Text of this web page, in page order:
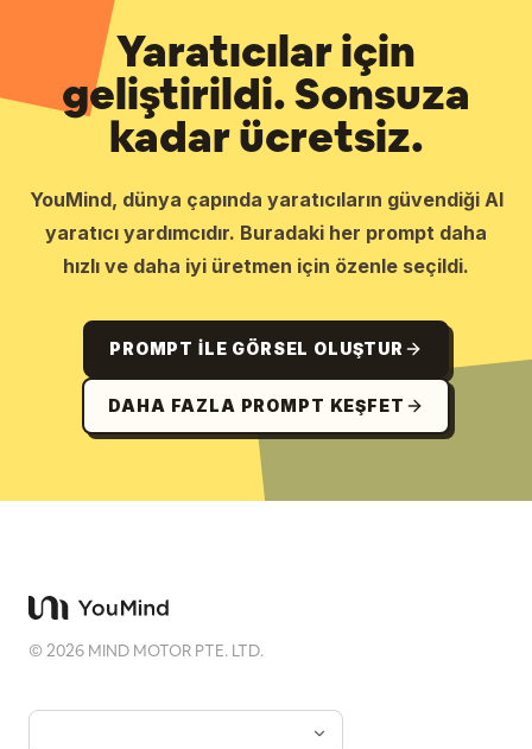
Yaratıcılar için
geliştirildi. Sonsuza
kadar ücretsiz.
YouMind, dünya çapında yaratıcıların güvendiği AI
yaratıcı yardımcıdır. Buradaki her prompt daha
hızlı ve daha iyi üretmen için özenle seçildi.
PROMPT ILE GÖRSEL OLUŞTUR
DAHA FAZLA PROMPT KEŞFET
©2026 MIND MOTOR PTE. LTD.